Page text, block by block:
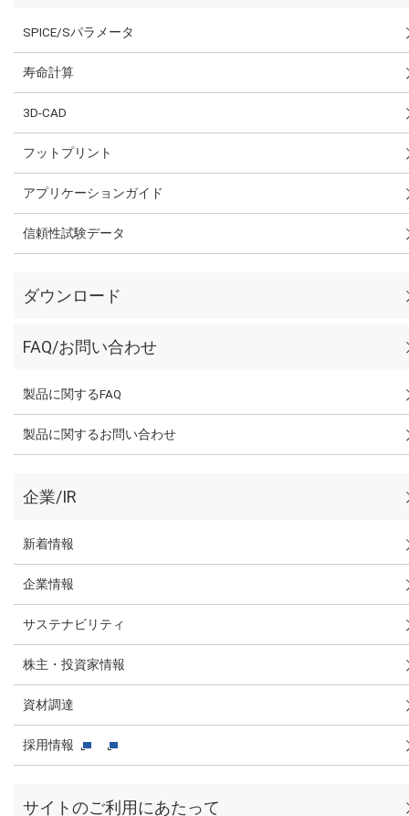
SPICE/Sパラメータ
寿命計算
3D-CAD
フットプリント
アプリケーションガイド
信頼性試験データ
ダウンロード
FAQ/お問い合わせ
製品に関するFAQ
製品に関するお問い合わせ
企業/IR
新着情報
企業情報
サステナビリティ
株主・投資家情報
資材調達
採用情報
サイトのご利用にあたって